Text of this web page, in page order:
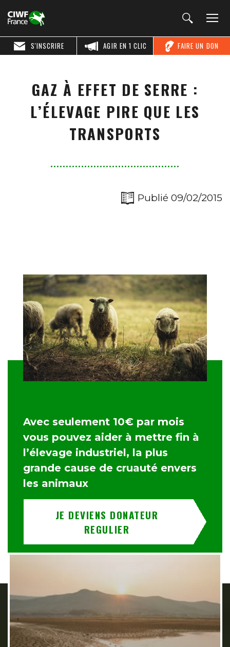
FAIRE UN DON
AGIR EN 1 CLIC
S'INSCRIRE
GAZ À EFFET DE SERRE :
L’ÉLEVAGE PIRE QUE LES
TRANSPORTS
Publié 09/02/2015
Avec seulement 10€ par mois
vous pouvez aider à mettre fin à
l’élevage industriel, la plus
grande cause de cruauté envers
les animaux
JE DEVIENS DONATEUR
REGULIER